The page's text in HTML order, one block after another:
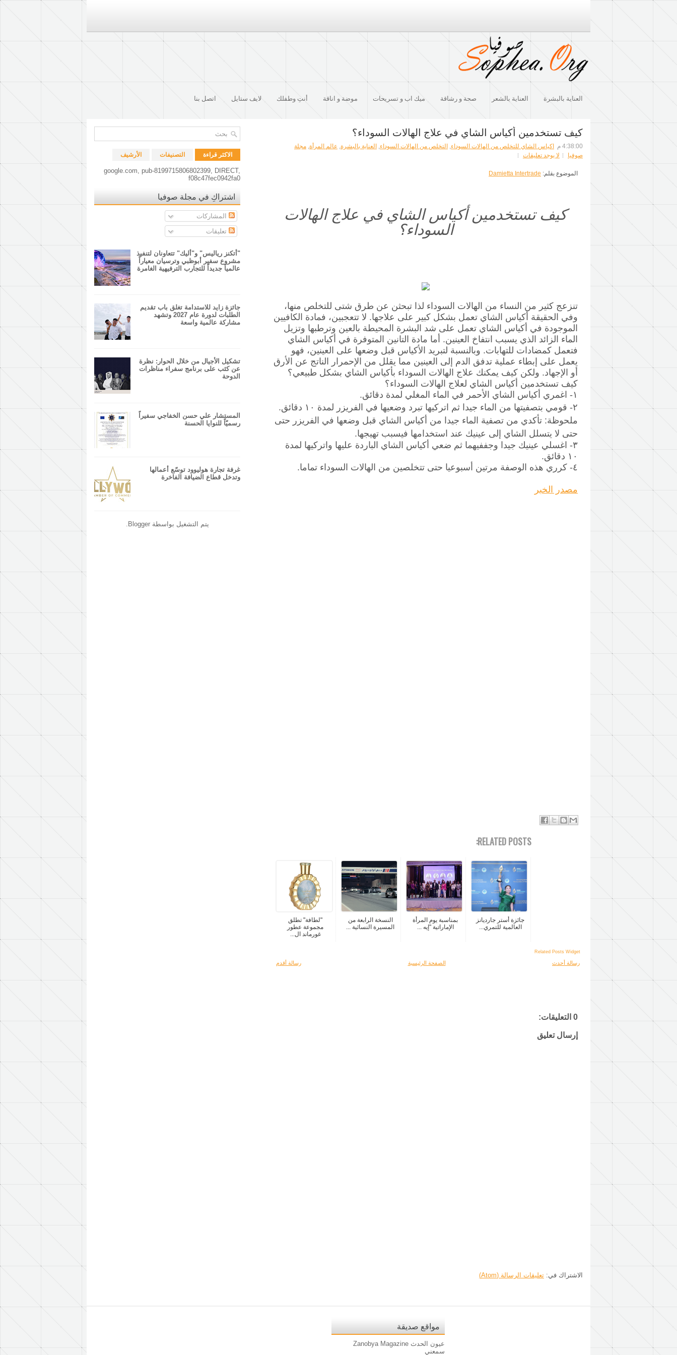
العناية بالبشرة العناية بالشعر صحة و رشاقة ميك اب و تسريحات موضة و اناقة أنتِ وطفلك لايف ستايل اتصل بنا
الاكثر قراءة التصنيفات الأرشيف
google.com, pub-8199715806802399, DIRECT,
f08c47fec0942fa0
اشتراكِ في مجلة صوفيا
المشاركات
تعليقات
"أتكنز رياليس" و"أليك" تتعاونان لتنفيذ
مشروع سفير أبوظبي وترسيان معياراً
عالمياً جديداً للتجارب الترفيهية الغامرة
جائزة زايد للاستدامة تغلق باب تقديم
الطلبات لدورة عام 2027 وتشهد
مشاركة عالمية واسعة
تشكيل الأجيال من خلال الحوار: نظرة
عن كثب على برنامج سفراء مناظرات
الدوحة
المستشار علي حسن الخفاجي سفيراً
رسميّاً للنوايا الحسنة
غرفة تجارة هوليوود توسّع أعمالها
وتدخل قطاع الضيافة الفاخرة
يتم التشغيل بواسطةBlogger
كيف تستخدمين أكياس الشاي في علاج الهالات السوداء؟
4:38:00 م اكياس الشاي للتخلص من الهالات السوداء, التخلص من الهالات السوداء, العناية بالبشرة, عالم المرأة, مجلة
صوفيا
لا يوجد تعليقات
الموضوع بقلم: Damietta Intertrade
كيف تستخدمين أكياس الشاي في علاج الهالات
السوداء؟
تنزعج كثير من النساء من الهالات السوداء لذا تبحثن عن طرق شتى للتخلص منها،
وفي الحقيقة أكياس الشاي تعمل بشكل كبير على علاجها. لا تتعجبين، فمادة الكافيين
الموجودة في أكياس الشاي تعمل على شد البشرة المحيطة بالعين وترطبها وتزيل
الماء الزائد الذي يسبب انتفاخ العينين. أما مادة التانين المتوفرة في أكياس الشاي
فتعمل كمضادات للتهابات. وبالنسبة لتبريد الأكياس قبل وضعها على العينين، فهو
يعمل على إبطاء عملية تدفق الدم إلى العينين مما يقلل من الإحمرار الناتج عن الأرق
أو الإجهاد. ولكن كيف يمكنك علاج الهالات السوداء بأكياس الشاي بشكل طبيعي؟
كيف تستخدمين أكياس الشاي لعلاج الهالات السوداء؟
١- اغمري أكياس الشاي الأحمر في الماء المغلي لمدة دقائق.
٢-
قومي بتصفيتها من الماء جيدا ثم اتركيها تبرد وضعيها في الفريزر لمدة ١٠ دقائق.
ملحوظة: تأكدي من تصفية الماء جيدا من أكياس الشاي قبل وضعها في الفريزر حتى
حتى لا يتسلل الشاي إلى عينيك عند استخدامها فيسبب تهيجها.
٣- اغسلي عينيك جيدا وجففيهما ثم ضعي أكياس الشاي الباردة عليها واتركيها لمدة
١٠ دقائق.
٤- كرري هذه الوصفة مرتين أسبوعيا حتى تتخلصين من الهالات السوداء تماما.
مصدر الخبر
RELATED POSTS:
"لطافة" تطلق
مجموعة عطور
غورماند ال...
النسخة الرابعة من
المسيرة النسائية ...
بمناسبة يوم المرأة
الإماراتية "إيه ...
جائزة أستر جارديانز
العالمية للتمري...
Related Posts Widget
رسالة أحدث رسالة أقدم الصفحة الرئيسية
0 التعليقات:
إرسال تعليق
الاشتراك في: تعليقات الرسالة (Atom)
مواقع صديقة
عيون الحدث Zanobya Magazine
سمعني